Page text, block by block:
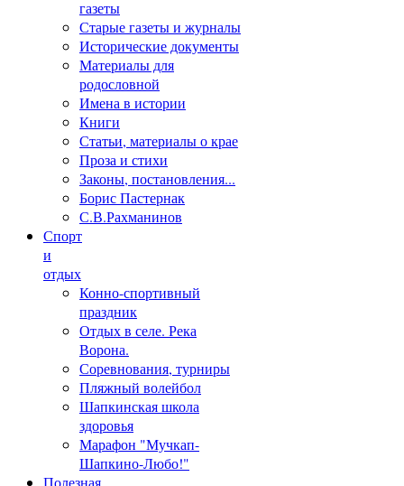
газеты
Старые газеты и журналы
Исторические документы
Материалы для
родословной
Имена в истории
Книги
Статьи, материалы о крае
Проза и стихи
Законы, постановления...
Борис Пастернак
С.В.Рахманинов
Спорт
и
отдых
Конно-спортивный
праздник
Отдых в селе. Река
Ворона.
Соревнования, турниры
Пляжный волейбол
Шапкинская школа
здоровья
Марафон "Мучкап-
Шапкино-Любо!"
Полезная